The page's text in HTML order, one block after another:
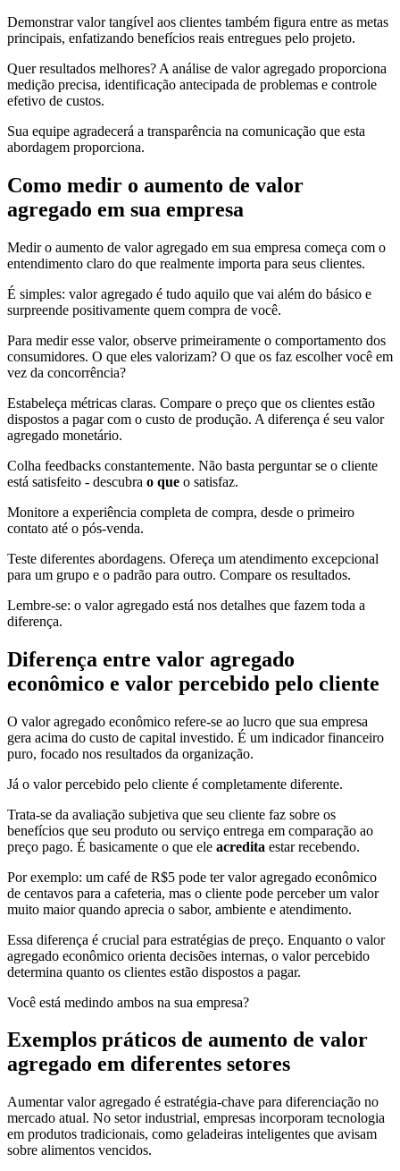
Demonstrar valor tangível aos clientes também figura entre as metas
principais, enfatizando benefícios reais entregues pelo projeto.
Quer resultados melhores? A análise de valor agregado proporciona
medição precisa, identificação antecipada de problemas e controle
efetivo de custos.
Sua equipe agradecerá a transparência na comunicação que esta
abordagem proporciona.
Como medir o aumento de valor
agregado em sua empresa
Medir o aumento de valor agregado em sua empresa começa com o
entendimento claro do que realmente importa para seus clientes.
É simples: valor agregado é tudo aquilo que vai além do básico e
surpreende positivamente quem compra de você.
Para medir esse valor, observe primeiramente o comportamento dos
consumidores. O que eles valorizam? O que os faz escolher você em
vez da concorrência?
Estabeleça métricas claras. Compare o preço que os clientes estão
dispostos a pagar com o custo de produção. A diferença é seu valor
agregado monetário.
Colha feedbacks constantemente. Não basta perguntar se o cliente
está satisfeito - descubra o que o satisfaz.
Monitore a experiência completa de compra, desde o primeiro
contato até o pós-venda.
Teste diferentes abordagens. Ofereça um atendimento excepcional
para um grupo e o padrão para outro. Compare os resultados.
Lembre-se: o valor agregado está nos detalhes que fazem toda a
diferença.
Diferença entre valor agregado
econômico e valor percebido pelo cliente
O valor agregado econômico refere-se ao lucro que sua empresa
gera acima do custo de capital investido. É um indicador financeiro
puro, focado nos resultados da organização.
Já o valor percebido pelo cliente é completamente diferente.
Trata-se da avaliação subjetiva que seu cliente faz sobre os
benefícios que seu produto ou serviço entrega em comparação ao
preço pago. É basicamente o que ele acredita estar recebendo.
Por exemplo: um café de R$5 pode ter valor agregado econômico
de centavos para a cafeteria, mas o cliente pode perceber um valor
muito maior quando aprecia o sabor, ambiente e atendimento.
Essa diferença é crucial para estratégias de preço. Enquanto o valor
agregado econômico orienta decisões internas, o valor percebido
determina quanto os clientes estão dispostos a pagar.
Você está medindo ambos na sua empresa?
Exemplos práticos de aumento de valor
agregado em diferentes setores
Aumentar valor agregado é estratégia-chave para diferenciação no
mercado atual. No setor industrial, empresas incorporam tecnologia
em produtos tradicionais, como geladeiras inteligentes que avisam
sobre alimentos vencidos.